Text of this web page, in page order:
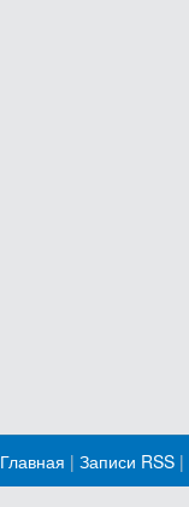
Главная | Записи RSS |